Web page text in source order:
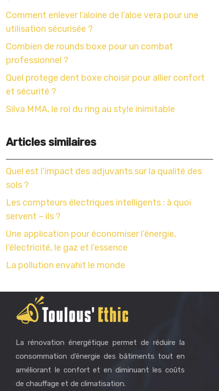
Comment enlever l’aloine de l’aloe vera pour une
utilisation sécurisée ?
Combien de rounds boxe pour un combat
professionnel ?
Quel protege dent boxe choisir pour allier confort
et sécurité ?
Silva MMA, le roi du ring au style inimitable
Articles similaires
Quel est l’impact des adjuvants sur la qualité des
sols ?
Les compteurs électriques intelligents : à quoi
servent – ils ?
Une application pour économiser l’énergie,
l’électricité, le gaz et l’essence
La pollution envahit le monde
La rénovation énergétique permet de réduire la
consommation d’énergie des bâtiments tout en
améliorant le confort et en diminuant les coûts
de chauffage et de climatisation.